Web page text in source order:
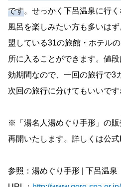
です。せっかく下呂温泉に行
風呂を楽しみたい方も多いはず
盟している31の旅館・ホテル
所に入ることができます。値
効期間なので、一回の旅行で3
次回の旅行に分けてもいいです
※「湯名人湯めぐり手形」の販
再開いたします。詳しくは公式
参照：湯めぐり手形 | 下呂温